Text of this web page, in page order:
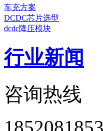
车充方案
DCDC芯片选型
dcdc降压模块
行业新闻
咨询热线